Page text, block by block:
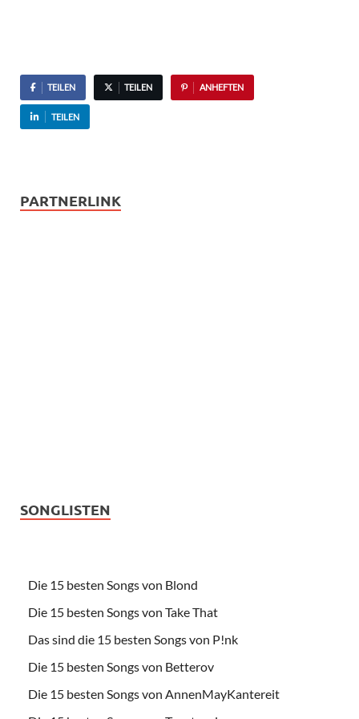
TEILEN TEILEN ANHEFTEN
TEILEN
PARTNERLINK
SONGLISTEN
Die 15 besten Songs von Blond
Die 15 besten Songs von Take That
Das sind die 15 besten Songs von P!nk
Die 15 besten Songs von Betterov
Die 15 besten Songs von AnnenMayKantereit